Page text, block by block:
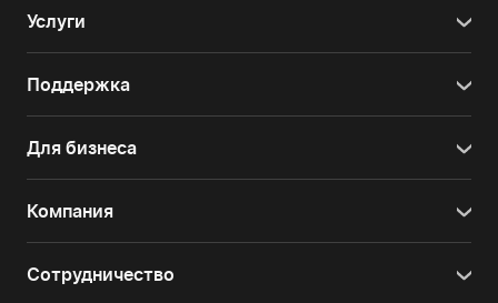
Услуги
Поддержка
Для бизнеса
Компания
Сотрудничество